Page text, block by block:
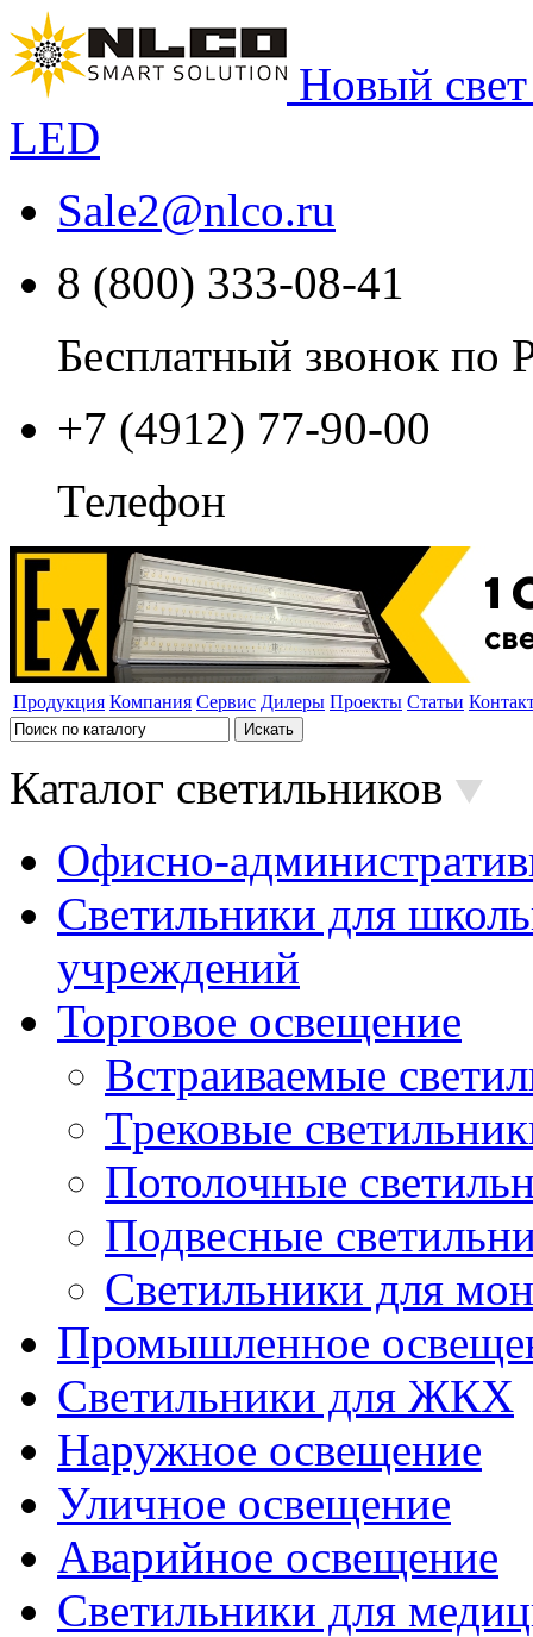
Новый
LED
Sale2@nlco.ru
8 (800) 333-08-41
Бесплатный звонок по
+7 (4912) 77-90-00
Телефон
Продукция Компания Сервис Дилеры Проекты Статьи
Каталог светильников
Офисно-
Светильники для
учреждений
Торговое освещение
Встраиваемые
Трековые
Потолочные
Подвесные
Светильники для
Промышленное
Светильники для ЖКХ
Наружное освещение
Уличное освещение
Аварийное освещение
Светильники для